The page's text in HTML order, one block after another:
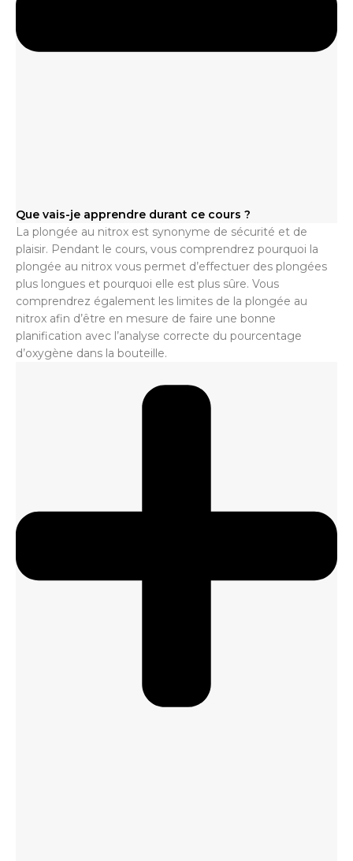
Que vais-je apprendre durant ce cours ?
La plongée au nitrox est synonyme de sécurité et de
plaisir. Pendant le cours, vous comprendrez pourquoi la
plongée au nitrox vous permet d’effectuer des plongées
plus longues et pourquoi elle est plus sûre. Vous
comprendrez également les limites de la plongée au
nitrox afin d’être en mesure de faire une bonne
planification avec l’analyse correcte du pourcentage
d’oxygène dans la bouteille.